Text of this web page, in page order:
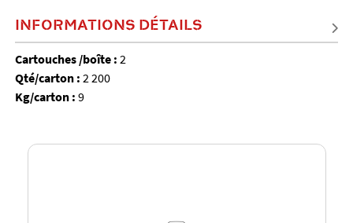
INFORMATIONS DÉTAILS
Cartouches /boîte : 2
Qté/carton : 2 200
Kg/carton : 9